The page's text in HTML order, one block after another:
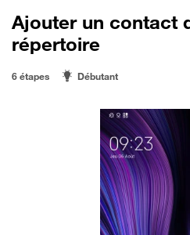
Ajouter un contact
répertoire
6 étapes Débutant